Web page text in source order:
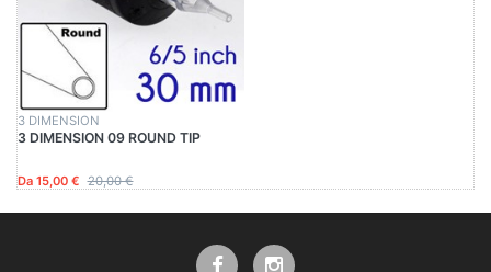
3 DIMENSION
3 DIMENSION 09 ROUND TIP
Da 15,00 € 20,00 €